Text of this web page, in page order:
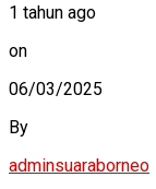
1 tahun ago
on
06/03/2025
By
adminsuaraborneo